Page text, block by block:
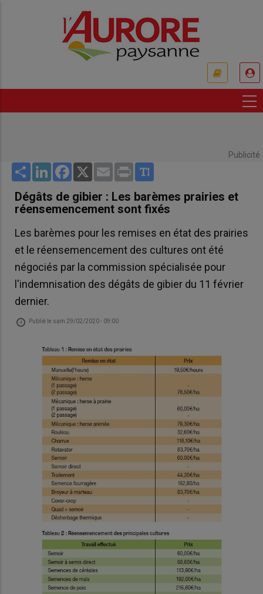
Publicité
Share LinkedInFacebook
X Email Print
Dégâts de gibier : Les barèmes prairies et
réensemencement sont fixés
Les barèmes pour les remises en état des prairies
et le réensemencement des cultures ont été
négociés par la commission spécialisée pour
l'indemnisation des dégâts de gibier du 11 février
dernier.
Publié le sam 29/02/2020 - 09:00